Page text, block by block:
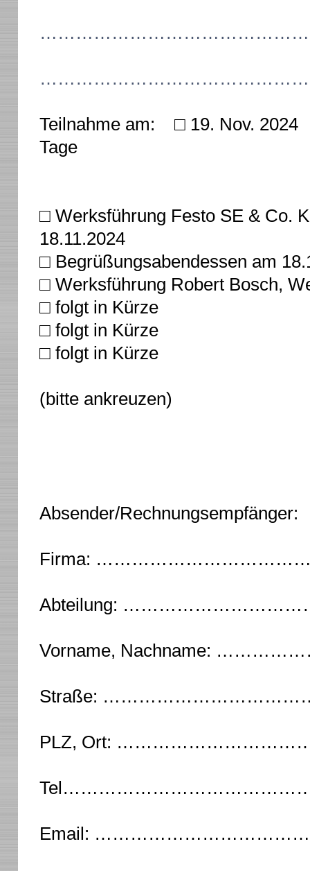
Teilnahme am: □ 19. Nov.
Tage
□ Werksführung Festo SE & Co.
18.11.2024
□ Begrüßungsabendessen am
□ Werksführung Robert Bosch,
□ folgt in Kürze
□ folgt in Kürze
□ folgt in Kürze
(bitte ankreuzen)
Absender/Rechnungsempfänger:
Firma:
Abteilung:
Vorname, Nachname:
Straße:
PLZ, Ort:
Email: